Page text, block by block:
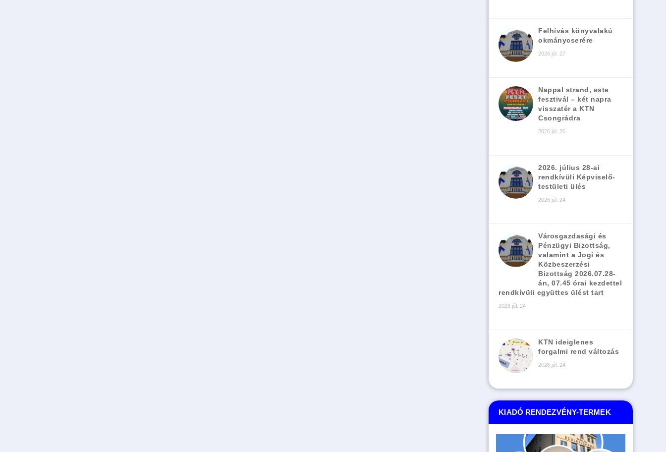
Felhívás könyvalakú
okmánycserére
2026 júl. 27
Nappal strand, este
fesztivál – két napra
visszatér a KTN
Csongrádra
2026 júl. 26
2026. július 28-ai
rendkívüli Képviselő-
testületi ülés
2026 júl. 24
Városgazdasági és
Pénzügyi Bizottság,
valamint a Jogi és
Közbeszerzési
Bizottság 2026.07.28-
án, 07.45 órai kezdettel
rendkívüli együttes ülést tart
2026 júl. 24
KTN ideiglenes
forgalmi rend változás
2026 júl. 24
KIADÓ RENDEZVÉNY-TERMEK